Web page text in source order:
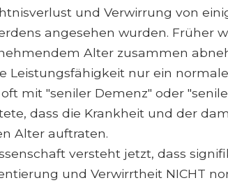
und Verwirrung von
angesehen wurden. Früher
Alter zusammen
Leistungsfähigkeit nur ein
mit "seniler Demenz" oder
dass die Krankheit und der
Alter auftraten.
versteht jetzt, dass
und Verwirrtheit NICHT